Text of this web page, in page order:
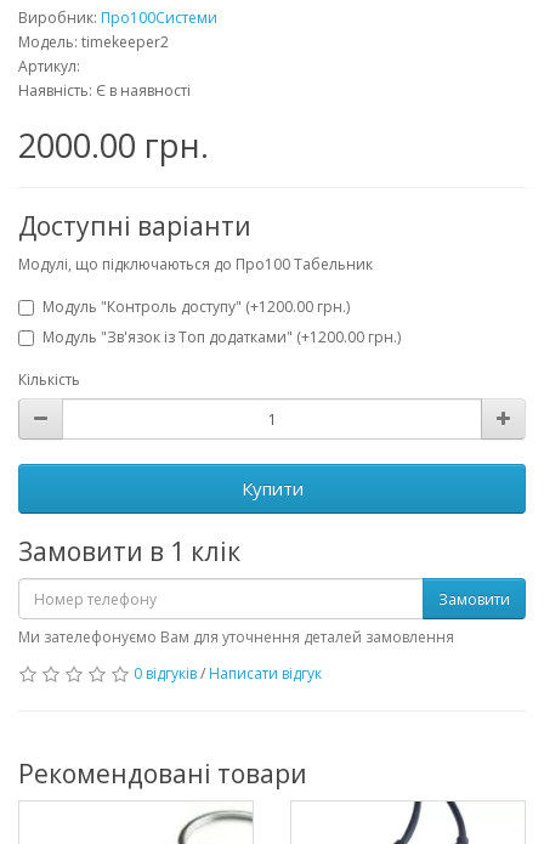
Виробник: Про100Системи
Модель: timekeeper2
Артикул:
Наявність: Є в наявності
2000.00 грн.
Доступні варіанти
Модулі, що підключаються до Про100 Табельник
Модуль "Контроль доступу" (+1200.00 грн.)
Модуль "Зв'язок із Топ додатками" (+1200.00 грн.)
Кількість
Купити
Замовити в 1 клік
Замовити
Ми зателефонуємо Вам для уточнення деталей замовлення
0 відгуків/ Написати відгук
Рекомендовані товари